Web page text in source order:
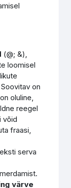
(@; &),
loomisel
on
oluline,
reegel
võid
fraasi,
serva
värve